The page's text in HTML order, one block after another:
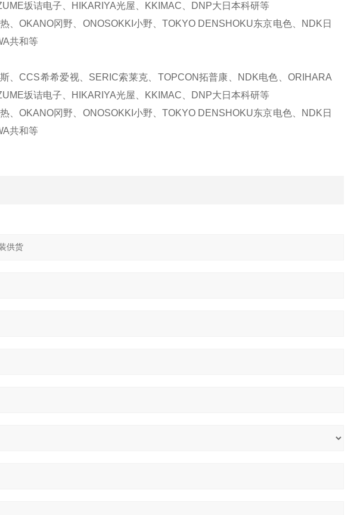
坂诘电子、HIKARIYA光屋、KKIMAC、DNP大日本科研等
、OKANO冈野、ONOSOKKI小野、TOKYO DENSHOKU东京电色、NDK日
共和等
、CCS希希爱视、SERIC索莱克、TOPCON拓普康、NDK电色、ORIHARA
坂诘电子、HIKARIYA光屋、KKIMAC、DNP大日本科研等
、OKANO冈野、ONOSOKKI小野、TOKYO DENSHOKU东京电色、NDK日
共和等